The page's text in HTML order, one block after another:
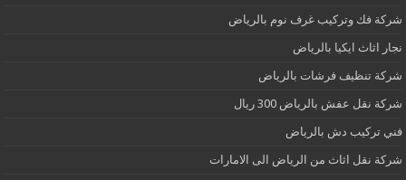
شركة فك وتركيب غرف نوم بالرياض
نجار اثاث ايكيا بالرياض
شركة تنظيف فرشات بالرياض
شركة نقل عفش بالرياض 300 ريال
فني تركيب دش بالرياض
شركة نقل اثاث من الرياض الى الامارات